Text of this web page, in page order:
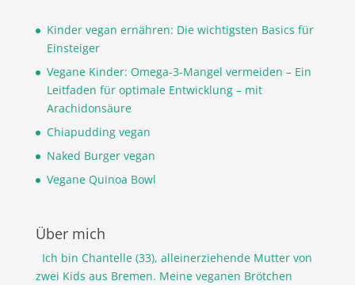
Kinder vegan ernähren: Die wichtigsten Basics für
Einsteiger
Vegane Kinder: Omega-3-Mangel vermeiden – Ein
Leitfaden für optimale Entwicklung – mit
Arachidonsäure
Chiapudding vegan
Naked Burger vegan
Vegane Quinoa Bowl
Über mich
Ich bin Chantelle (33), alleinerziehende Mutter von
zwei Kids aus Bremen. Meine veganen Brötchen